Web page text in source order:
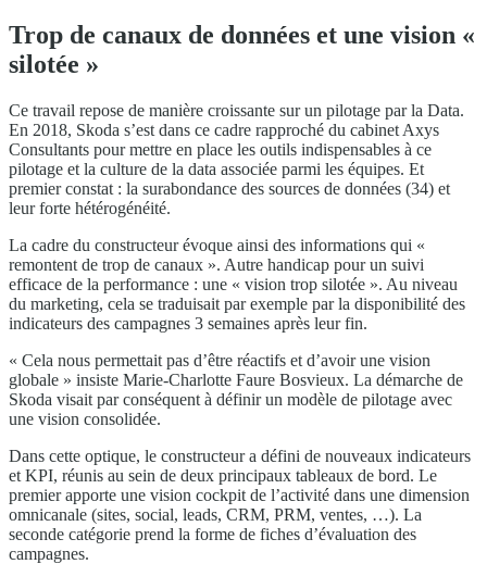
Trop de canaux de données et une vision «
silotée »
Ce travail repose de manière croissante sur un pilotage par la Data.
En 2018, Skoda s’est dans ce cadre rapproché du cabinet Axys
Consultants pour mettre en place les outils indispensables à ce
pilotage et la culture de la data associée parmi les équipes. Et
premier constat : la surabondance des sources de données (34) et
leur forte hétérogénéité.
La cadre du constructeur évoque ainsi des informations qui «
remontent de trop de canaux ». Autre handicap pour un suivi
efficace de la performance : une « vision trop silotée ». Au niveau
du marketing, cela se traduisait par exemple par la disponibilité des
indicateurs des campagnes 3 semaines après leur fin.
« Cela nous permettait pas d’être réactifs et d’avoir une vision
globale » insiste Marie-Charlotte Faure Bosvieux. La démarche de
Skoda visait par conséquent à définir un modèle de pilotage avec
une vision consolidée.
Dans cette optique, le constructeur a défini de nouveaux indicateurs
et KPI, réunis au sein de deux principaux tableaux de bord. Le
premier apporte une vision cockpit de l’activité dans une dimension
omnicanale (sites, social, leads, CRM, PRM, ventes, …). La
seconde catégorie prend la forme de fiches d’évaluation des
campagnes.